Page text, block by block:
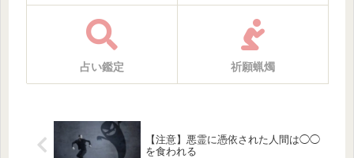
占い鑑定 祈願蝋燭
【注意】悪霊に憑依された人間は◯◯
を食われる